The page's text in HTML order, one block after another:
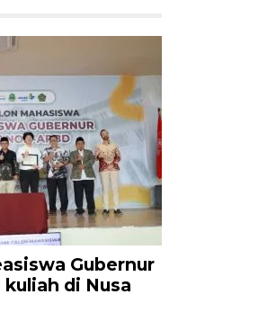
Gubernur
di Nusa